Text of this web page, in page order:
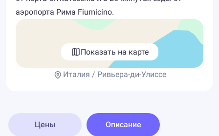
аэропорта Рима Fiumicino.
Показать на карте
Италия / Ривьера-ди-Улиссе
Цены Описание